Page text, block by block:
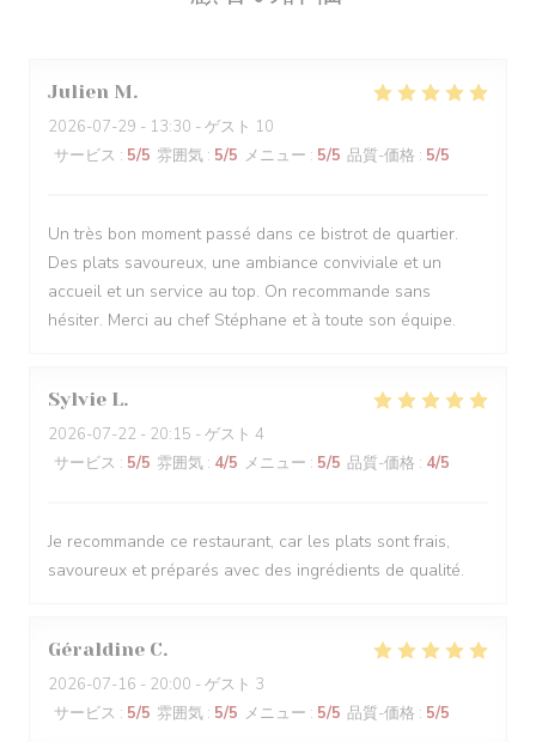
Julien M
2026-07-29 - 13:30 - ゲスト 10
サービス : 5/5 雰囲気 : 5/5 メニュー : 5/5 品質-価格 : 5/5
Un très bon moment passé dans ce bistrot de quartier.
Des plats savoureux, une ambiance conviviale et un
accueil et un service au top. On recommande sans
hésiter. Merci au chef Stéphane et à toute son équipe.
Sylvie L
2026-07-22 - 20:15 - ゲスト 4
サービス : 5/5 雰囲気 : 4/5 メニュー : 5/5 品質-価格 : 4/5
Je recommande ce restaurant, car les plats sont frais,
savoureux et préparés avec des ingrédients de qualité.
Géraldine C
2026-07-16 - 20:00 - ゲスト 3
サービス : 5/5 雰囲気 : 5/5 メニュー : 5/5 品質-価格 : 5/5